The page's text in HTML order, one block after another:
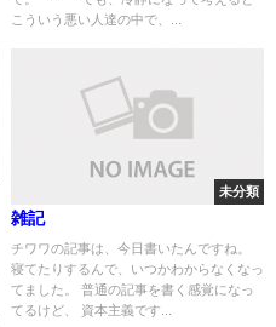
こういう悪い人達の中で、...
未分類
雑記
チワワの記事は、今日書いたんですね。
寝てたりするんで、いつかわからなくなっ
てました。 普通の記事を書く感覚になっ
てるけど、 資本主義です...